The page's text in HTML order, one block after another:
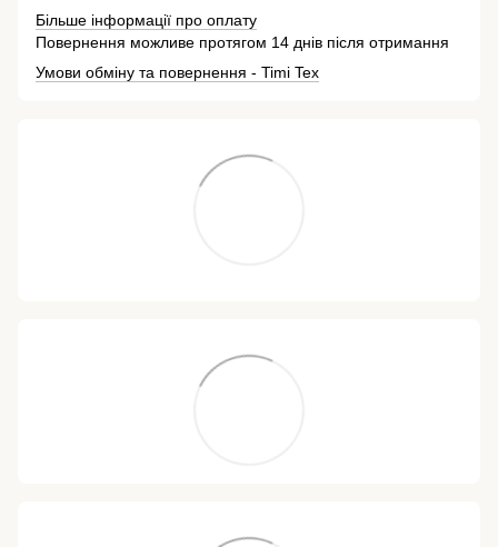
Більше інформації про оплату
Повернення можливе протягом 14 днів після отримання
Умови обміну та повернення - Timi Tex